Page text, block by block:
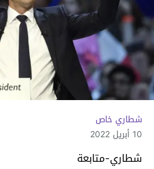
شطاري خاص
10 أبريل 2022
شطاري-متابعة